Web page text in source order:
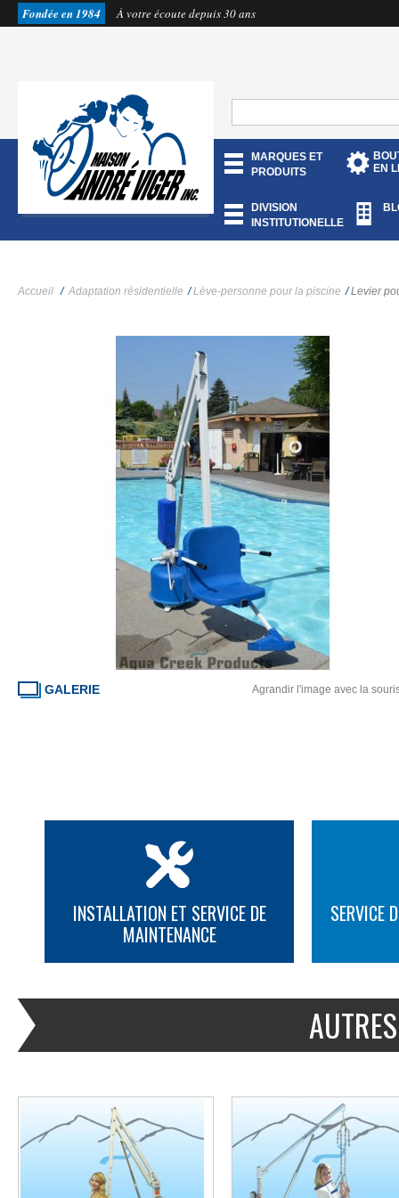
Fondée en 1984 À votre écoute depuis 30 ans
MARQUES ET
PRODUITS
EN
DIVISION
INSTITUTIONELLE
Accueil / Adaptation résidentielle / Lève-personne pour la piscine / Levier
GALERIE Agrandir l'image avec la
INSTALLATION ET SERVICE DE
MAINTENANCE
SERVICE
PLUS D'INFORMATION PLUS D'INFORMATION